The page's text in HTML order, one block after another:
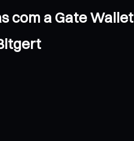
com a Gate Wallet